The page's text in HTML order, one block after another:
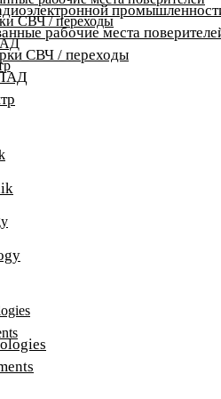
СВЧ / переходы
рабочие места
СВЧ / переходы